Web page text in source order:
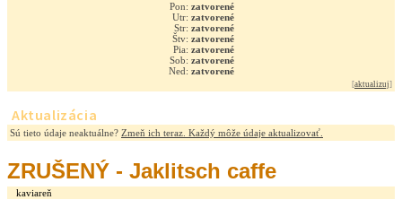
Pon: zatvorené
Utr: zatvorené
Str: zatvorené
Štv: zatvorené
Pia: zatvorené
Sob: zatvorené
Ned: zatvorené
[aktualizuj]
Aktualizácia
Sú tieto údaje neaktuálne? Zmeň ich teraz. Každý môže údaje aktualizovať.
ZRUŠENÝ - Jaklitsch caffe
kaviareň